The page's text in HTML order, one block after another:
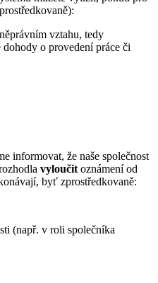
vztahu, tedy
o provedení práce či
informovat, že naše společnost
vyloučit oznámení od
byť zprostředkovaně:
(např. v roli společníka